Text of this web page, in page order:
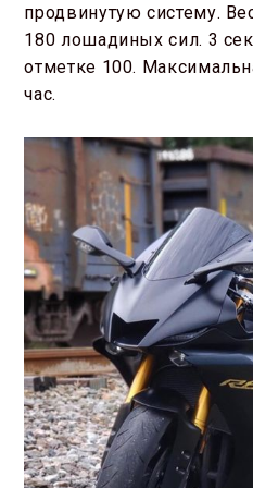
продвинутую систему.
180 лошадиных сил. 3
отметке 100.
час.